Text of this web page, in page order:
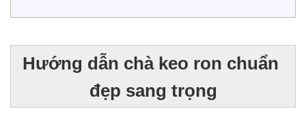
Hướng dẫn chà keo ron chuẩn
đẹp sang trọng